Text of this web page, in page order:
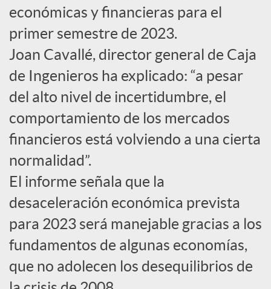
r
d
e
c
o
n
t
económicas y financieras para el
primer semestre de 2023.
Joan Cavallé, director general de Caja
de Ingenieros ha explicado: “a pesar
del alto nivel de incertidumbre, el
comportamiento de los mercados
financieros está volviendo a una cierta
normalidad”.
El informe señala que la
desaceleración económica prevista
para 2023 será manejable gracias a los
fundamentos de algunas economías,
que no adolecen los desequilibrios de